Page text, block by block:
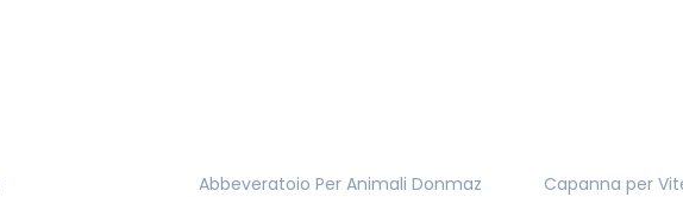
Abbeveratoio Per Animali Donmaz
Capanna per